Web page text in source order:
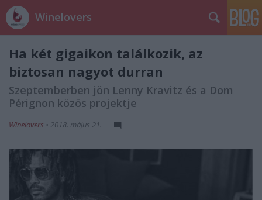
Winelovers
Ha két gigaikon találkozik, az
biztosan nagyot durran
Szeptemberben jön Lenny Kravitz és a Dom
Pérignon közös projektje
Winelovers • 2018. május 21.